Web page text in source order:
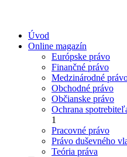
Úvod
Online magazín
Európske právo
Finančné právo
Medzinárodné
Obchodné právo
Občianske právo
Ochrana
1
Pracovné právo
Právo duševného
Teória práva